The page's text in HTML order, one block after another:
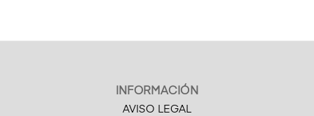
INFORMACIÓN
AVISO LEGAL